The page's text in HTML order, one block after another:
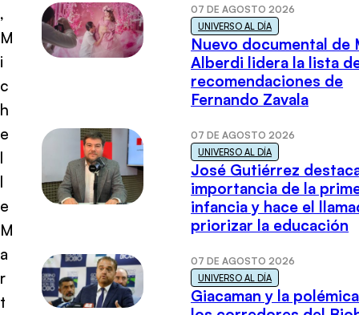
,
M
i
c
h
e
l
l
e
M
a
r
t
07 DE AGOSTO 2026
UNIVERSO AL DÍA
Nuevo documental de
Alberdi lidera la lista
recomendaciones de
Fernando Zavala
07 DE AGOSTO 2026
UNIVERSO AL DÍA
José Gutiérrez
importancia de la
infancia y hace el
priorizar la educación
07 DE AGOSTO 2026
UNIVERSO AL DÍA
Giacaman y la